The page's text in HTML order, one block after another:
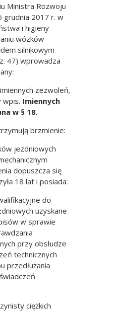
Ministra Rozwoju
grudnia 2017 r. w
i higieny
wózków
silnikowym
47) wprowadza
zezwoleń,
wpis. Imiennych
w § 18.
brzmienie:
jezdniowych
dopuszcza się
18 lat i posiada:
do
uzyskane
w sprawie
przy obsłudze
technicznych
przedłużania
ciężkich